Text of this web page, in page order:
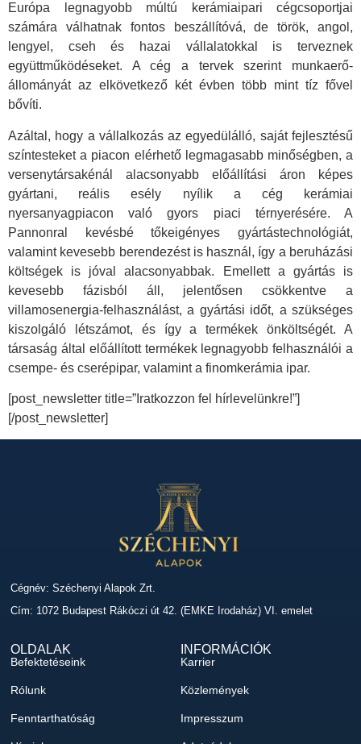
Európa legnagyobb múltú kerámiaipari cégcsoportjai
számára válhatnak fontos beszállítóvá, de török, angol,
lengyel, cseh és hazai vállalatokkal is terveznek
együttműködéseket. A cég a tervek szerint munkaerő-
állományát az elkövetkező két évben több mint tíz fővel
bővíti.
Azáltal, hogy a vállalkozás az egyedülálló, saját fejlesztésű
színtesteket a piacon elérhető legmagasabb minőségben, a
versenytársakénál alacsonyabb előállítási áron képes
gyártani, reális esély nyílik a cég kerámiai
nyersanyagpiacon való gyors piaci térnyerésére. A
Pannonral kevésbé tőkeigényes gyártástechnológiát,
valamint kevesebb berendezést is használ, így a beruházási
költségek is jóval alacsonyabbak. Emellett a gyártás is
kevesebb fázisból áll, jelentősen csökkentve a
villamosenergia-felhasználást, a gyártási időt, a szükséges
kiszolgáló létszámot, és így a termékek önköltségét. A
társaság által előállított termékek legnagyobb felhasználói a
csempe- és cserépipar, valamint a finomkerámia ipar.
[post_newsletter title=”Iratkozzon fel hírlevelünkre!”]
[/post_newsletter]
Cégnév: Széchenyi Alapok Zrt.
Cím: 1072 Budapest Rákóczi út 42. (EMKE Irodaház) VI. emelet
OLDALAK
Befektetéseink
Rólunk
Fenntarthatóság
INFORMÁCIÓK
Karrier
Közlemények
Impresszum